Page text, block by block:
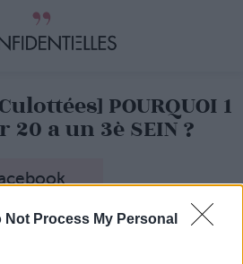
Not Process My Personal
POURQUOI 1
20 a un 3è SEIN ?
On surfait sur le net en